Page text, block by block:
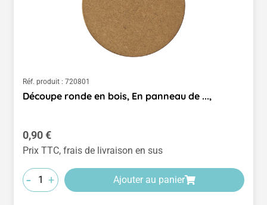
Réf. produit : 720801
Découpe ronde en bois, En panneau de ...,
Prix régulier :
0,90 €
Prix TTC, frais de livraison en sus
- + Ajouter au panier